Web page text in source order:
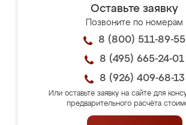
Оставьте заявку
Позвоните по номерам
8 (800) 511-89-55
8 (495) 665-24-01
8 (926) 409-68-13
Или оставьте заявку на сайте для
предварительного расчёта